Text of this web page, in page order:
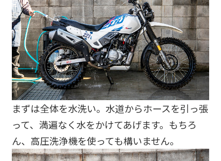
まずは全体を水洗い。水道からホースを引っ張
って、満遍なく水をかけてあげます。もちろ
ん、高圧洗浄機を使っても構いません。